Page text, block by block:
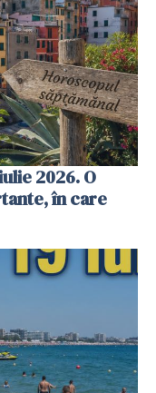
2026. O
în care